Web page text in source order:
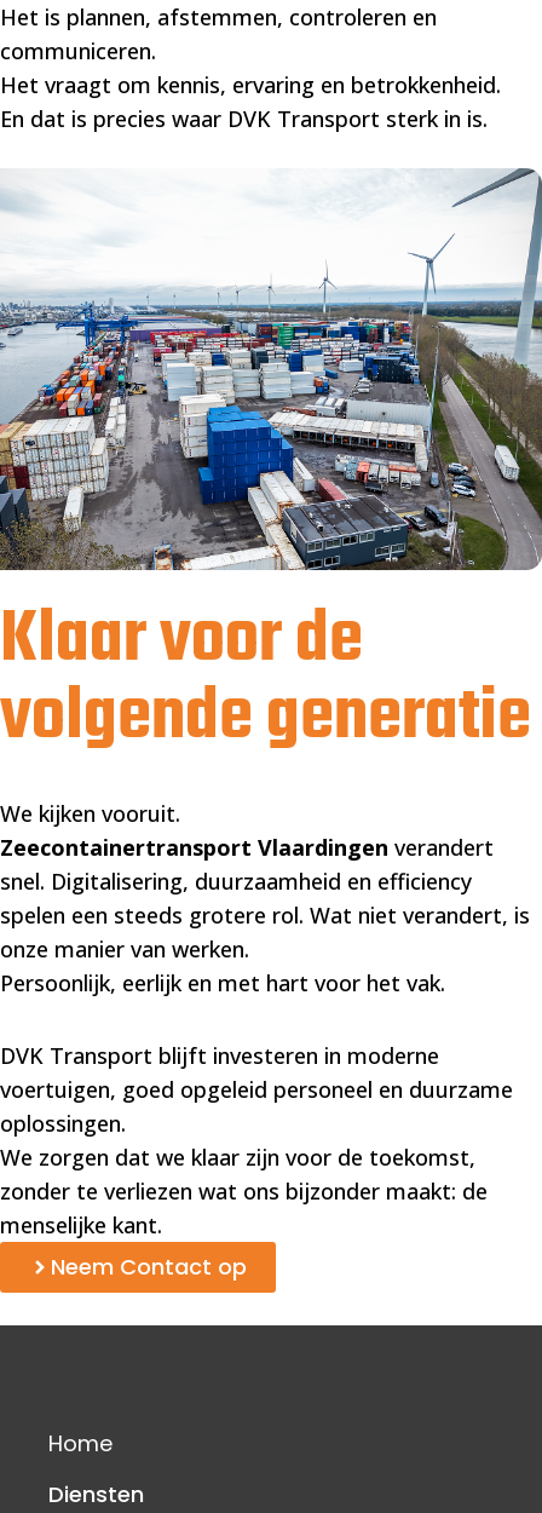
Het is plannen, afstemmen, controleren en
communiceren.
Het vraagt om kennis, ervaring en betrokkenheid.
En dat is precies waar DVK Transport sterk in is.
Klaar voor de
volgende generatie
We kijken vooruit.
Zeecontainertransport Vlaardingen verandert
snel. Digitalisering, duurzaamheid en efficiency
spelen een steeds grotere rol. Wat niet verandert, is
onze manier van werken.
Persoonlijk, eerlijk en met hart voor het vak.
DVK Transport blijft investeren in moderne
voertuigen, goed opgeleid personeel en duurzame
oplossingen.
We zorgen dat we klaar zijn voor de toekomst,
zonder te verliezen wat ons bijzonder maakt: de
menselijke kant.
Neem Contact op
Home
Diensten